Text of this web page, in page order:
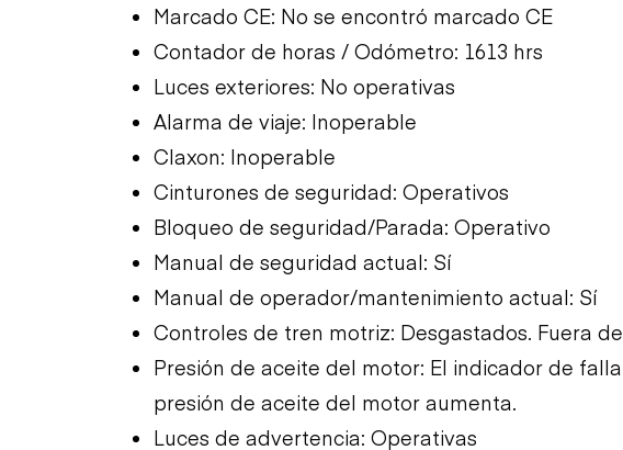
Marcado CE: No se encontró marcado CE
Contador de horas / Odómetro: 1613 hrs
Luces exteriores: No operativas
Alarma de viaje: Inoperable
Claxon: Inoperable
Cinturones de seguridad: Operativos
Bloqueo de seguridad/Parada: Operativo
Manual de seguridad actual: Sí
Manual de operador/mantenimiento actual: Sí
Controles de tren motriz: Desgastados. Fuera
Presión de aceite del motor: El indicador de
presión de aceite del motor aumenta.
Luces de advertencia: Operativas